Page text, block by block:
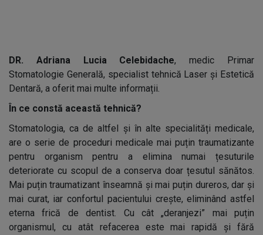
DR. Adriana Lucia Celebidache, medic Primar
Stomatologie Generală, specialist tehnică Laser și Estetică
Dentară, a oferit mai multe informații.
În ce constă această tehnică?
Stomatologia, ca de altfel și în alte specialități medicale,
are o serie de proceduri medicale mai puțin traumatizante
pentru organism pentru a elimina numai țesuturile
deteriorate cu scopul de a conserva doar țesutul sănătos.
Mai puțin traumatizant înseamnă și mai puțin dureros, dar și
mai curat, iar confortul pacientului crește, eliminând astfel
eterna frică de dentist. Cu cât „deranjezi” mai puțin
organismul, cu atât refacerea este mai rapidă și fără